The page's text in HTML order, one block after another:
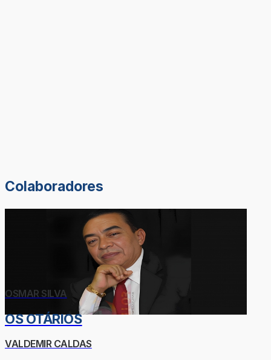
Colaboradores
OSMAR SILVA
OS OTÁRIOS
VALDEMIR CALDAS